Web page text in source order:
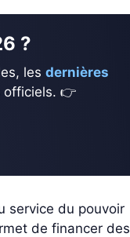
?
les dernières
officiels. 👉
service du pouvoir
de financer des